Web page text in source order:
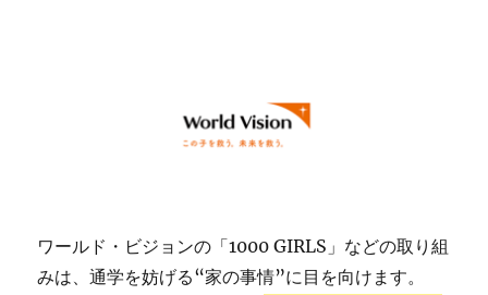
ワールド・ビジョンの「1000 GIRLS」などの取り組
みは、通学を妨げる“家の事情”に目を向けます。